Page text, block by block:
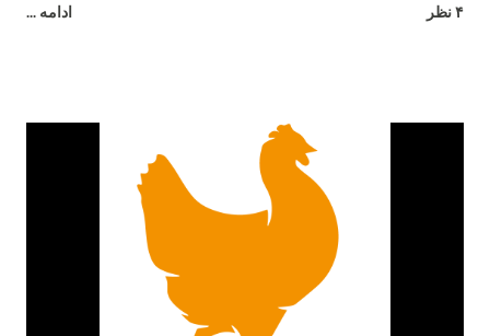
۴ نظر ادامه ...